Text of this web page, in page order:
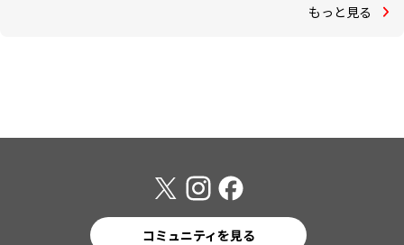
もっと見る
コミュニティを見る